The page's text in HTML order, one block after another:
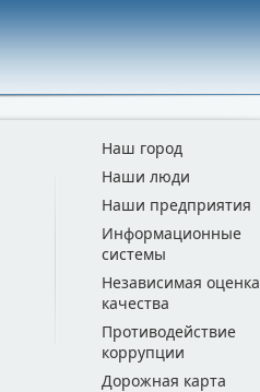
Наш город
Наши люди
Наши предприятия
Информационные
системы
Независимая оценка
качества
Противодействие
коррупции
Дорожная карта